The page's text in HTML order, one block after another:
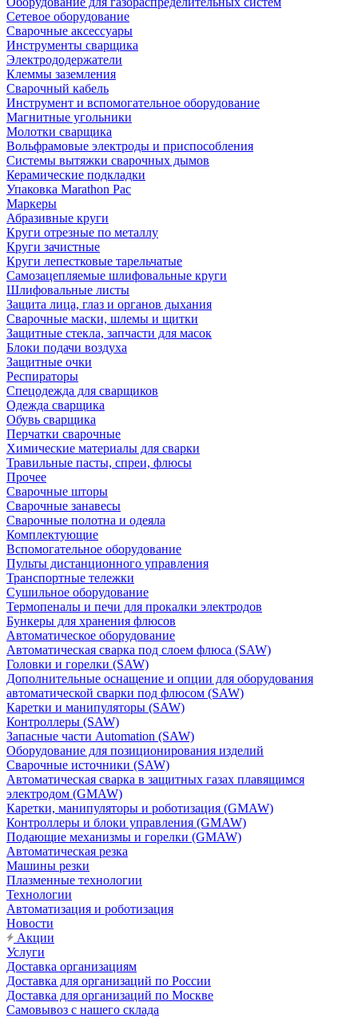
Сетевое оборудование
Сварочные аксессуары
Инструменты сварщика
Электрододержатели
Клеммы заземления
Сварочный кабель
Инструмент и вспомогательное оборудование
Магнитные угольники
Молотки сварщика
Вольфрамовые электроды и приспособления
Системы вытяжки сварочных дымов
Керамические подкладки
Упаковка Marathon Pac
Маркеры
Абразивные круги
Круги отрезные по металлу
Круги зачистные
Круги лепестковые тарельчатые
Самозацепляемые шлифовальные круги
Шлифовальные листы
Защита лица, глаз и органов дыхания
Сварочные маски, шлемы и щитки
Защитные стекла, запчасти для масок
Блоки подачи воздуха
Защитные очки
Респираторы
Спецодежда для сварщиков
Одежда сварщика
Обувь сварщика
Перчатки сварочные
Химические материалы для сварки
Травильные пасты, спреи, флюсы
Прочее
Сварочные шторы
Сварочные занавесы
Сварочные полотна и одеяла
Комплектующие
Вспомогательное оборудование
Пульты дистанционного управления
Транспортные тележки
Сушильное оборудование
Термопеналы и печи для прокалки электродов
Бункеры для хранения флюсов
Автоматическое оборудование
Автоматическая сварка под слоем флюса (SAW)
Головки и горелки (SAW)
Дополнительные оснащение и опции для оборудования
автоматической сварки под флюсом (SAW)
Каретки и манипуляторы (SAW)
Контроллеры (SAW)
Запасные части Automation (SAW)
Оборудование для позиционирования изделий
Сварочные источники (SAW)
Автоматическая сварка в защитных газах плавящимся
электродом (GMAW)
Каретки, манипуляторы и роботизация (GMAW)
Контроллеры и блоки управления (GMAW)
Подающие механизмы и горелки (GMAW)
Автоматическая резка
Машины резки
Плазменные технологии
Технологии
Автоматизация и роботизация
Новости
Акции
Услуги
Доставка организациям
Доставка для организаций по России
Доставка для организаций по Москве
Самовывоз с нашего склада